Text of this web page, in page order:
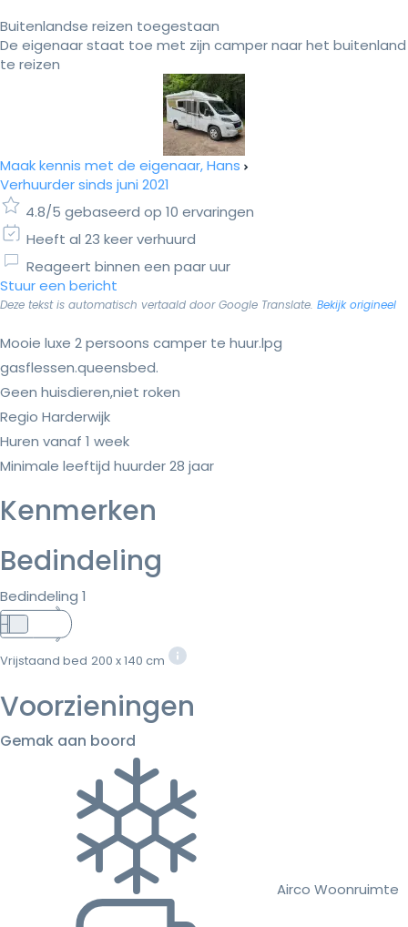
Buitenlandse reizen toegestaan
De eigenaar staat toe met zijn camper naar het buitenland
te reizen
Maak kennis met de eigenaar, Hans
Verhuurder sinds juni 2021
4.8/5 gebaseerd op 10 ervaringen
Heeft al 23 keer verhuurd
Reageert binnen een paar uur
Stuur een bericht
Deze tekst is automatisch vertaald door Google Translate. Bekijk origineel
Mooie luxe 2 persoons camper te huur.lpg
gasflessen.queensbed.
Geen huisdieren,niet roken
Regio Harderwijk
Huren vanaf 1 week
Minimale leeftijd huurder 28 jaar
Kenmerken
Bedindeling
Bedindeling 1
Vrijstaand bed 200 x 140 cm
Voorzieningen
Gemak aan boord
Airco Woonruimte